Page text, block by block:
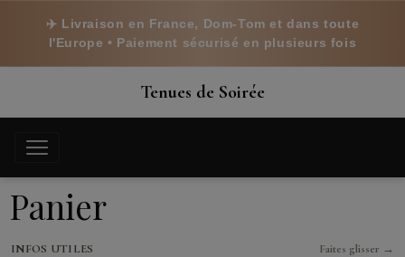
✈️ Livraison en France, Dom-Tom et dans toute
l'Europe • Paiement sécurisé en plusieurs fois
Tenues de Soirée
Panier
INFOS UTILES Faites glisser →